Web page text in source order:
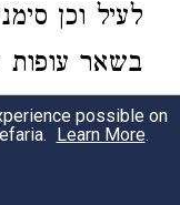
לעיל וכן
בשאר עופות
כתובים עם
ילפינן ליה
possible on
Learn More.